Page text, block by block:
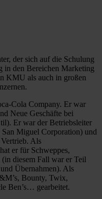
der sich auf die Schulung
in den Bereichen Marketing
KMU als auch in großen
Cola Company. Er war
Neue Geschäfte bei
Er war der Betriebsleiter
Miguel Corporation) und
Als
er für Schweppes,
diesem Fall war er Teil
Übernahmen). Als
Bounty, Twix,
Ben’s… gearbeitet.